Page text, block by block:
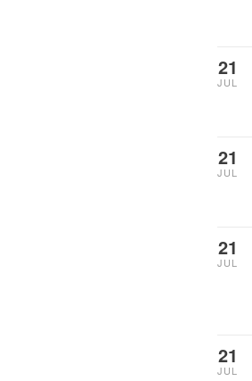
21
JUL
21
JUL
21
JUL
21
JUL